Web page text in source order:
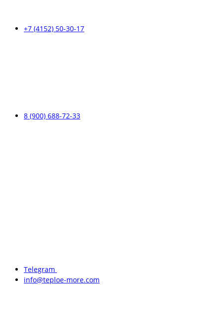
+7 (4152) 50-30-17
8 (900) 688-72-33
Telegram
info@teploe-more.com